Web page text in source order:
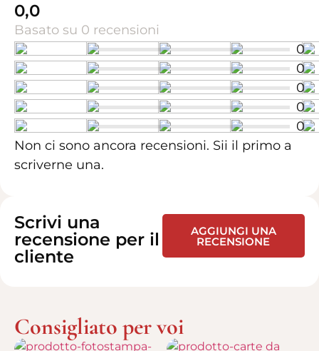
0,0
Basato su 0 recensioni
0
0
0
0
0
Non ci sono ancora recensioni. Sii il primo a
scriverne una.
Scrivi una
recensione per il
cliente
AGGIUNGI UNA
RECENSIONE
Consigliato per voi